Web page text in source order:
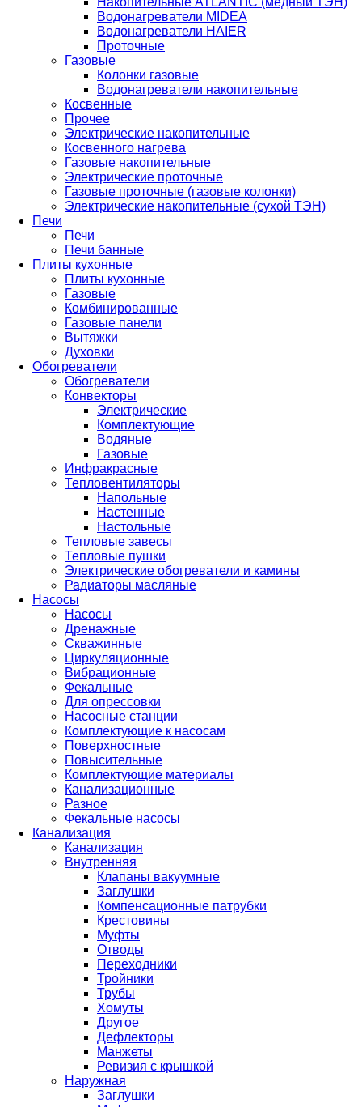
Водонагреватели MIDEA
Водонагреватели HAIER
Проточные
Газовые
Колонки газовые
Водонагреватели накопительные
Косвенные
Прочее
Электрические накопительные
Косвенного нагрева
Газовые накопительные
Электрические проточные
Газовые проточные (газовые колонки)
Электрические накопительные (сухой ТЭН)
Печи
Печи
Печи банные
Плиты кухонные
Плиты кухонные
Газовые
Комбинированные
Газовые панели
Вытяжки
Духовки
Обогреватели
Обогреватели
Конвекторы
Электрические
Комплектующие
Водяные
Газовые
Инфракрасные
Тепловентиляторы
Напольные
Настенные
Настольные
Тепловые завесы
Тепловые пушки
Электрические обогреватели и камины
Радиаторы масляные
Насосы
Насосы
Дренажные
Скважинные
Циркуляционные
Вибрационные
Фекальные
Для опрессовки
Насосные станции
Комплектующие к насосам
Поверхностные
Повысительные
Комплектующие материалы
Канализационные
Разное
Фекальные насосы
Канализация
Канализация
Внутренняя
Клапаны вакуумные
Заглушки
Компенсационные патрубки
Крестовины
Муфты
Отводы
Переходники
Тройники
Трубы
Хомуты
Другое
Дефлекторы
Манжеты
Ревизия с крышкой
Наружная
Заглушки